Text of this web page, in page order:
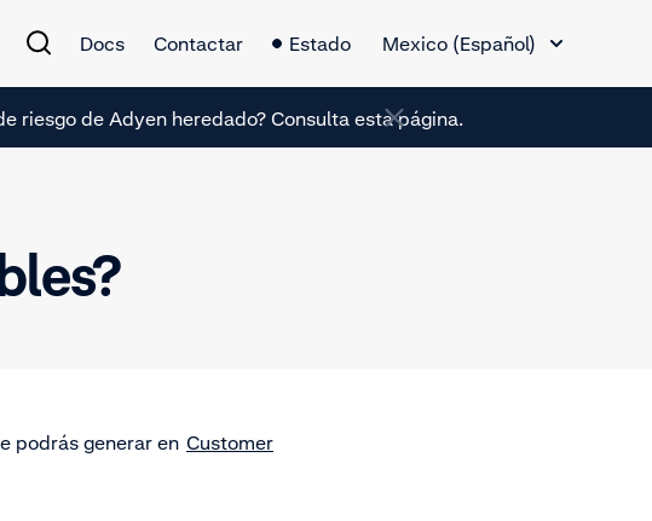
Docs Contactar Estado
Mexico (Español)
riesgo de Adyen heredado? Consulta esta página.
podrás generar en Customer